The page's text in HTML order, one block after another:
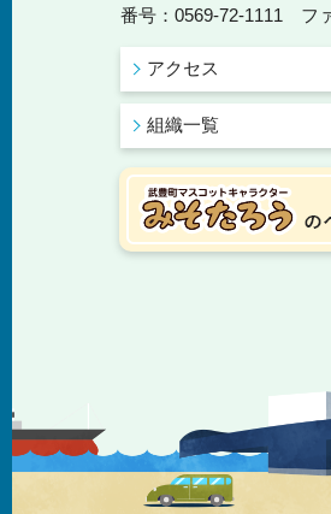
番号：0569-72-1111 フ
アクセス
組織一覧